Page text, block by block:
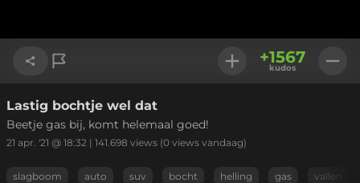
Link kopiëren
+1567
kudos
Lastig bochtje wel dat
Beetje gas bij, komt helemaal goed!
21 apr. '21 @ 18:32 | 141.698 views (0 views vandaag)
slagboom auto suv bocht helling gas vallen